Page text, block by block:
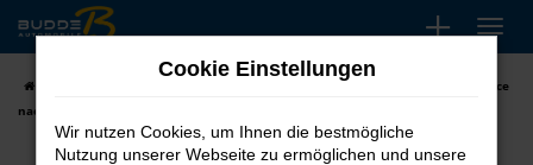
Zum
Hauptinhalt
springen
Škoda kaufen, leasen finanzieren | Lieferservice
nach Wuppertal
Cookie Einstellungen
Wir nutzen Cookies, um Ihnen die bestmögliche
Nutzung unserer Webseite zu ermöglichen und unsere